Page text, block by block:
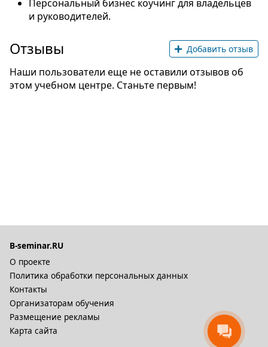
Персональный бизнес коучинг для владельцев
и руководителей.
Отзывы Добавить отзыв
Наши пользователи еще не оставили отзывов об
этом учебном центре. Станьте первым!
B-seminar.RU
О проекте
Политика обработки персональных данных
Контакты
Организаторам обучения
Размещение рекламы
Карта сайта